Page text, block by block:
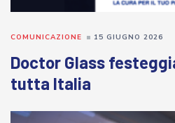
Doctor Glass
tutta Italia
COMUNICAZIONE 15 GIUGNO 2026